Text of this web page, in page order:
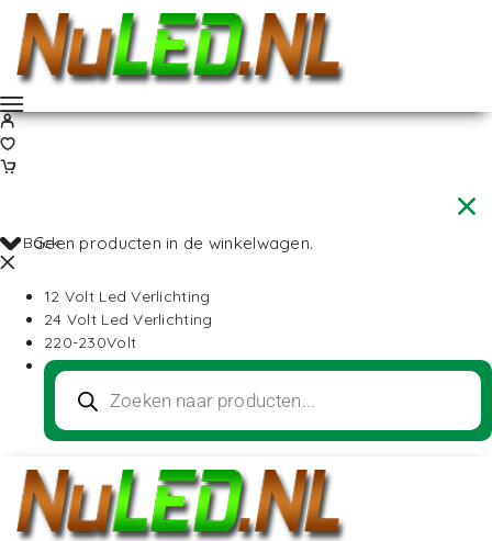
Geen producten in de winkelwagen.
Back
12 Volt Led Verlichting
24 Volt Led Verlichting
220-230Volt